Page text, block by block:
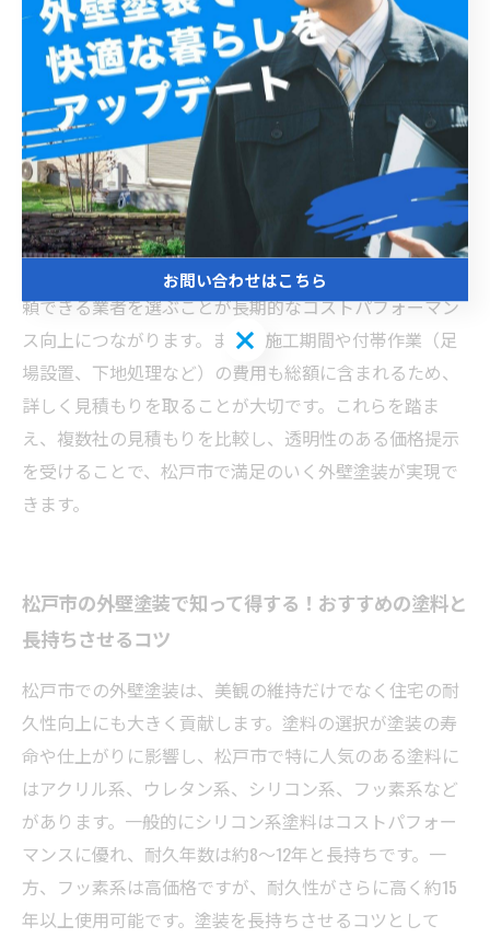
松戸市で外壁塗装を検討する際、適正価格を見極めるた
めの最終チェックリストを押さえておくことが重要で
す。まず、外壁の材質によって塗装費用は大きく異なり
ます。例えば、サイディング、モルタル、タイルなどそ
れぞれに適した塗料や施工方法があり、これにより価格
が変動します。次に、使用する塗料の種類（シリコン
系、フッ素系など）や耐久年数も価格に影響します。施
工業者の選定もポイントで、地元松戸市で実績のある信
頼できる業者を選ぶことが長期的なコストパフォーマン
ス向上につながります。また、施工期間や付帯作業（足
場設置、下地処理など）の費用も総額に含まれるため、
詳しく見積もりを取ることが大切です。これらを踏ま
え、複数社の見積もりを比較し、透明性のある価格提示
を受けることで、松戸市で満足のいく外壁塗装が実現で
きます。
松戸市の外壁塗装で知って得する！おすすめの塗料と
長持ちさせるコツ
松戸市での外壁塗装は、美観の維持だけでなく住宅の耐
久性向上にも大きく貢献します。塗料の選択が塗装の寿
命や仕上がりに影響し、松戸市で特に人気のある塗料に
はアクリル系、ウレタン系、シリコン系、フッ素系など
があります。一般的にシリコン系塗料はコストパフォー
マンスに優れ、耐久年数は約8～12年と長持ちです。一
方、フッ素系は高価格ですが、耐久性がさらに高く約15
年以上使用可能です。塗装を長持ちさせるコツとして
お問い合わせはこちら
お問い合わせはこちら